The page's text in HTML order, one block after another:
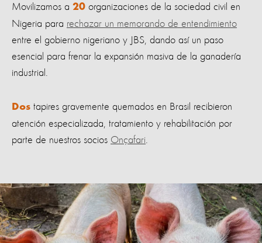
Movilizamos a 20 organizaciones de la sociedad civil en
Nigeria para rechazar un memorando de entendimiento
entre el gobierno nigeriano y JBS, dando así un paso
esencial para frenar la expansión masiva de la ganadería
industrial.
Dos tapires gravemente quemados en Brasil recibieron
atención especializada, tratamiento y rehabilitación por
parte de nuestros socios Onçafari.